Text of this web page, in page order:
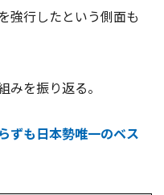
強行したという側面も
みを振り返る。
ずも日本勢唯一のベス